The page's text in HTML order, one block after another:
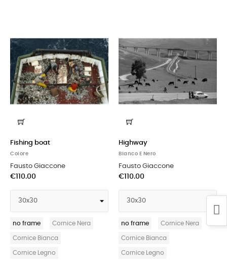
Fishing boat
Colore
Fausto Giaccone
€110.00
no frame Cornice Nera
Cornice Bianca
Cornice Legno
Highway
Bianco E Nero
Fausto Giaccone
€110.00
no frame Cornice Nera
Cornice Bianca
Cornice Legno